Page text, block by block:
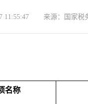
11:55:47 来源： 国家税
名称